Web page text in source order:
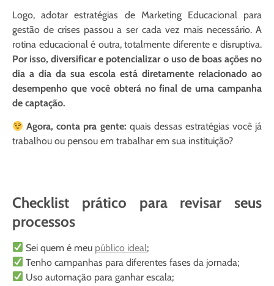
Logo, adotar estratégias de Marketing Educacional para
gestão de crises passou a ser cada vez mais necessário. A
rotina educacional é outra, totalmente diferente e disruptiva.
Por isso, diversificar e potencializar o uso de boas ações no
dia a dia da sua escola está diretamente relacionado ao
desempenho que você obterá no final de uma campanha
de captação.
Agora, conta pra gente: quais dessas estratégias você já
trabalhou ou pensou em trabalhar em sua instituição?
Checklist prático para revisar seus
processos
Sei quem é meu público ideal;
Tenho campanhas para diferentes fases da jornada;
Uso automação para ganhar escala;